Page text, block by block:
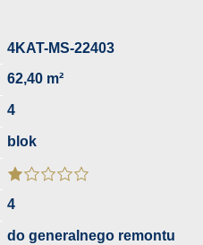
4KAT-MS-22403
62,40 m²
4
blok
4
do generalnego remontu